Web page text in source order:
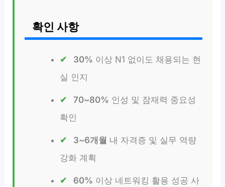
확인 사항
30% 이상 N1 없이도 채용되는 현
실 인지
70~80% 인성 및 잠재력 중요성
확인
3~6개월 내 자격증 및 실무 역량
강화 계획
60% 이상 네트워킹 활용 성공 사